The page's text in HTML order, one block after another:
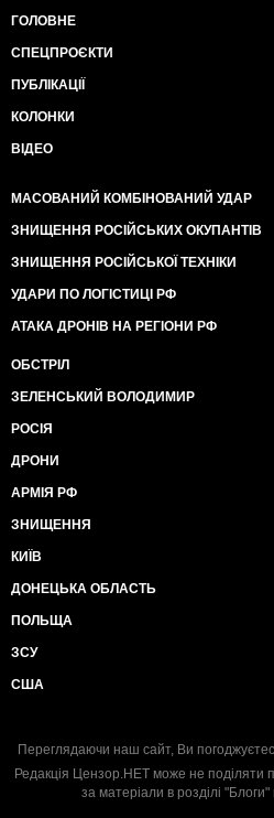
ГОЛОВНЕ
СПЕЦПРОЄКТИ
ПУБЛІКАЦІЇ
КОЛОНКИ
ВІДЕО
МАСОВАНИЙ КОМБІНОВАНИЙ УДАР
ЗНИЩЕННЯ РОСІЙСЬКИХ ОКУПАНТІВ
ЗНИЩЕННЯ РОСІЙСЬКОЇ ТЕХНІКИ
УДАРИ ПО ЛОГІСТИЦІ РФ
АТАКА ДРОНІВ НА РЕГІОНИ РФ
ОБСТРІЛ
ЗЕЛЕНСЬКИЙ ВОЛОДИМИР
РОСІЯ
ДРОНИ
АРМІЯ РФ
ЗНИЩЕННЯ
КИЇВ
ДОНЕЦЬКА ОБЛАСТЬ
ПОЛЬЩА
ЗСУ
США
Переглядаючи наш сайт, Ви
Редакція Цензор.НЕТ може не поділяти
за матеріали в розділі "Блоги"